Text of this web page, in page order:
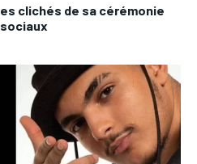
clichés de sa cérémonie